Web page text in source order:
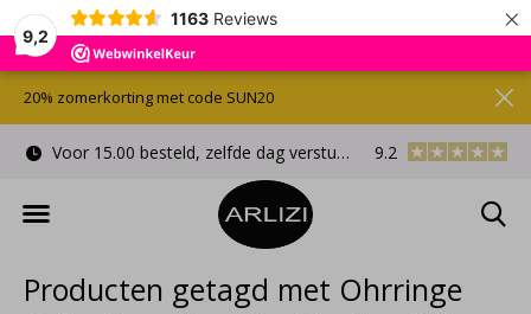
9,2
1163 Reviews ×
Voor 15.00 besteld, zelfde dag verstuurd Gratis
9.2
20% zomerkorting met code SUN20
Producten getagd met Ohrringe